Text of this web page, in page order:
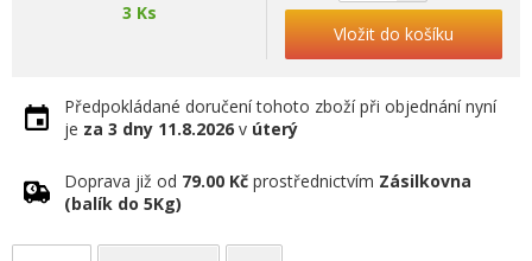
3 Ks
Vložit do košíku
Předpokládané doručení tohoto zboží při objednání nyní
je za 3 dny 11.8.2026 v úterý
Doprava již od 79.00 Kč prostřednictvím Zásilkovna
(balík do 5Kg)